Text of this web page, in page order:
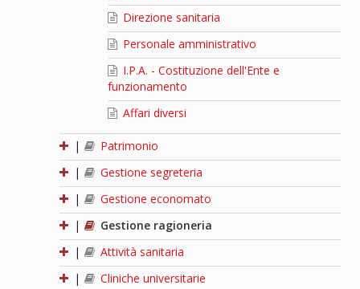
Direzione sanitaria
Personale amministrativo
I.P.A. - Costituzione dell'Ente e
funzionamento
Affari diversi
|
Patrimonio
|
Gestione segreteria
|
Gestione economato
|
Gestione ragioneria
|
Attività sanitaria
|
Cliniche universitarie